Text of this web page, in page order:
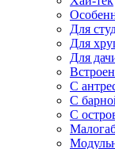
Для
Для
Для
С
С
С